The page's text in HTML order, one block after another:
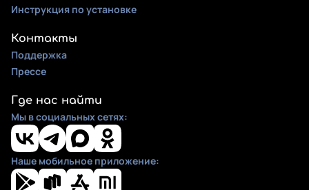
Инструкция по установке
Контакты
Поддержка
Прессе
Где нас найти
Мы в социальных сетях:
Наше мобильное приложение: